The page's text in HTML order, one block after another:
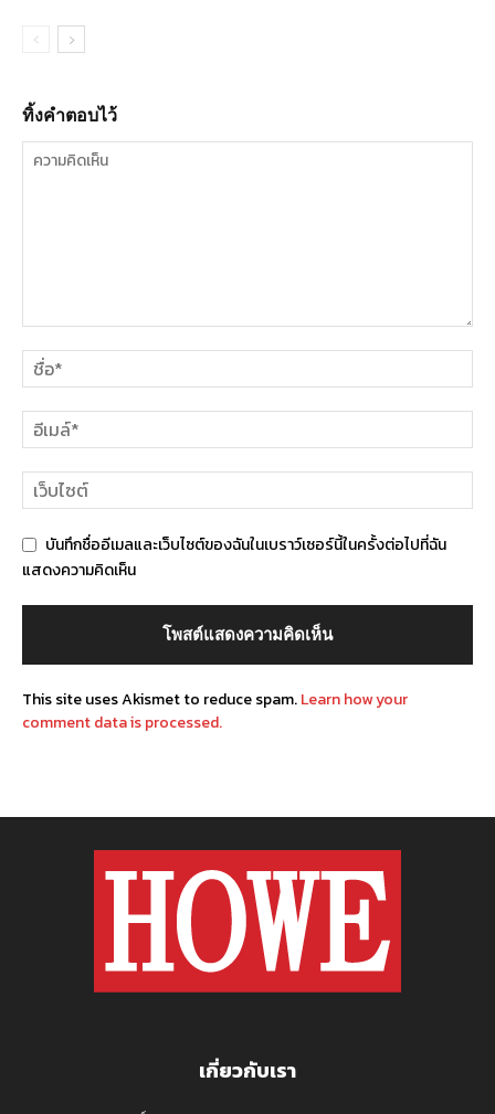
ทิ้งคำตอบไว้
บันทึกชื่ออีเมลและเว็บไซต์ของฉันในเบราว์เซอร์นี้ในครั้งต่อไปที่ฉัน
แสดงความคิดเห็น
This site uses Akismet to reduce spam.Learn how your
comment data is processed.
เกี่ยวกับเรา